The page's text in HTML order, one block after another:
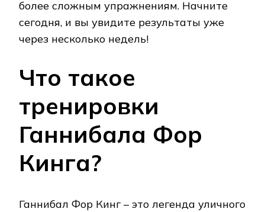
более сложным упражнениям. Начните
сегодня, и вы увидите результаты уже
через несколько недель!
Что такое
тренировки
Ганнибала Фор
Кинга?
Ганнибал Фор Кинг – это легенда уличного